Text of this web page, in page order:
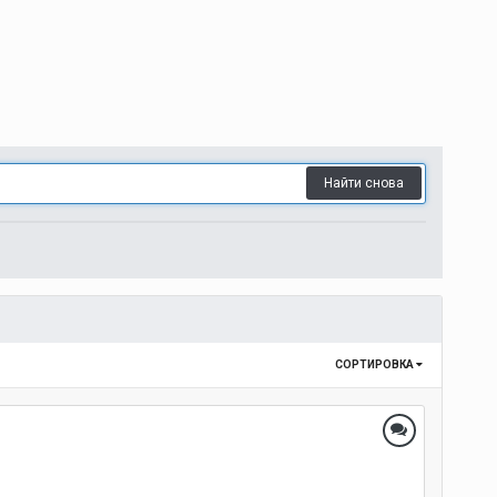
Найти снова
СОРТИРОВКА